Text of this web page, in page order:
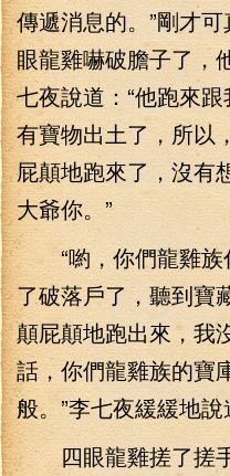
傳遞消息的。”剛才
眼龍雞嚇破膽子了，
七夜說道：“他跑來
有寶物出土了，所以
屁顛地跑來了，沒有
大爺你。”
“喲，你們龍雞族
了破落戶了，聽到寶
顛屁顛地跑出來，我
話，你們龍雞族的寶
般。”李七夜緩緩地
四眼龍雞搓了搓